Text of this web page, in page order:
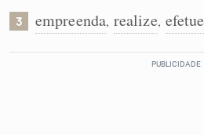
Caça-palavras
3 empreenda, realize, efetue